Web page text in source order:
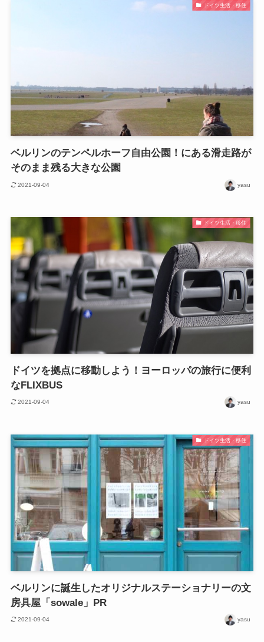
ドイツ生活・移住
ベルリンのテンペルホーフ自由公園！にある滑走路が
そのまま残る大きな公園
2021-09-04 yasu
ドイツ生活・移住
ドイツを拠点に移動しよう！ヨーロッパの旅行に便利
なFLIXBUS
2021-09-04 yasu
ドイツ生活・移住
ベルリンに誕生したオリジナルステーショナリーの文
房具屋「sowale」PR
2021-09-04 yasu